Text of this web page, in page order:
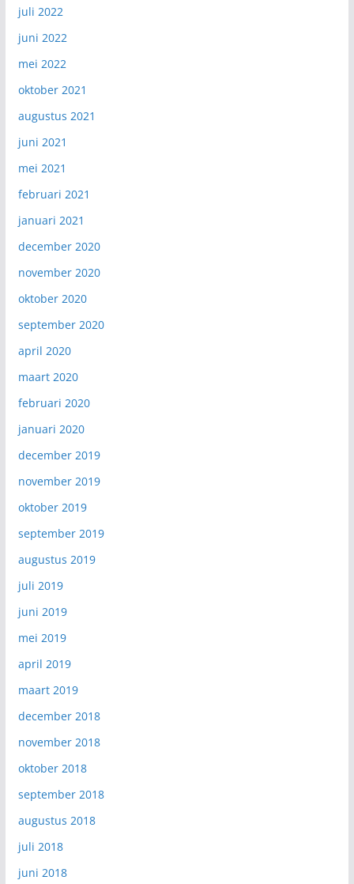
juli 2022
juni 2022
mei 2022
oktober 2021
augustus 2021
juni 2021
mei 2021
februari 2021
januari 2021
december 2020
november 2020
oktober 2020
september 2020
april 2020
maart 2020
februari 2020
januari 2020
december 2019
november 2019
oktober 2019
september 2019
augustus 2019
juli 2019
juni 2019
mei 2019
april 2019
maart 2019
december 2018
november 2018
oktober 2018
september 2018
augustus 2018
juli 2018
juni 2018